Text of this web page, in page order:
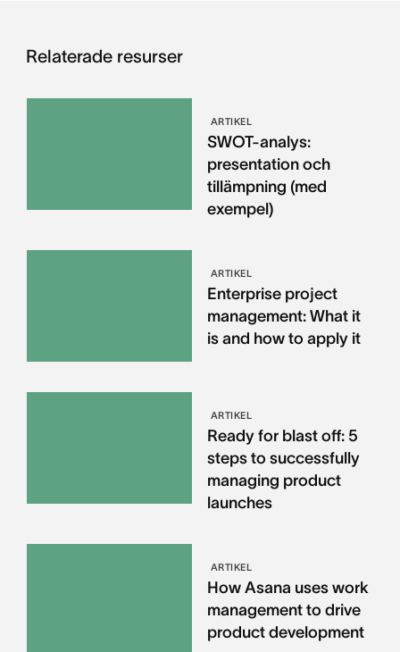
Relaterade resurser
ARTIKEL
SWOT-analys:
presentation och
tillämpning (med
exempel)
ARTIKEL
Enterprise project
management: What it
is and how to apply it
ARTIKEL
Ready for blast off: 5
steps to successfully
managing product
launches
ARTIKEL
How Asana uses work
management to drive
product development